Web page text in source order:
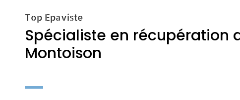
Top Epaviste
Spécialiste en récupération
Montoison